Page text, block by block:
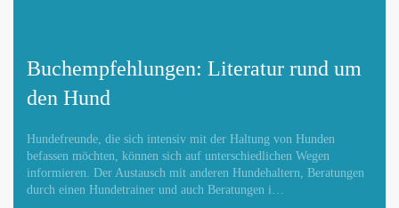
Buchempfehlungen: Literatur rund um
den Hund
Hundefreunde, die sich intensiv mit der Haltung von Hunden
befassen möchten, können sich auf unterschiedlichen Wegen
informieren. Der Austausch mit anderen Hundehaltern, Beratungen
durch einen Hundetrainer und auch Beratungen i…